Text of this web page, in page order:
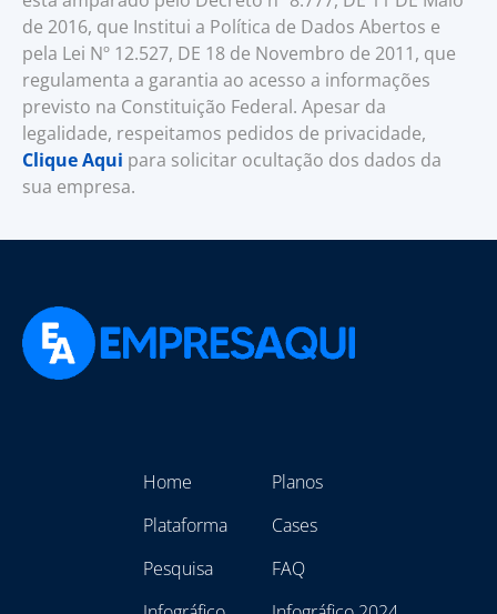
de 2016, que Institui a Política de Dados Abertos e
pela Lei Nº 12.527, DE 18 de Novembro de 2011, que
regulamenta a garantia ao acesso a informações
previsto na Constituição Federal. Apesar da
legalidade, respeitamos pedidos de privacidade,
Clique Aqui para solicitar ocultação dos dados da
sua empresa.
Home
Plataforma
Pesquisa
Planos
Cases
FAQ